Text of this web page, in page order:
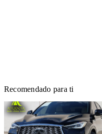
Recomendado para ti